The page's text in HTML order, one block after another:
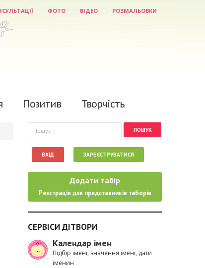
ФОТО ВІДЕО РОЗМАЛЬОВКИ
Позитив Творчість
Пошукова форма
Пошук
ВХІД ЗАРЕЄСТРУВАТИСЯ
Додати табір
Реєстрація для представників таборів
СЕРВІСИ ДІТВОРИ
Календар імен
Підбір імені, значення імені, дати
іменин